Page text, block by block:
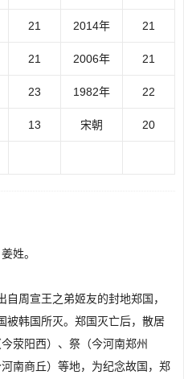
21 2014年 21
21 2006年 21
23 1982年 22
13 宋朝 20
姓。
周宣王之弟姬友的封地郑国，
被韩国所灭。郑国灭亡后，散居
荥阳西）、祭（今河南郑州
南商丘）等地，为纪念故国，郑